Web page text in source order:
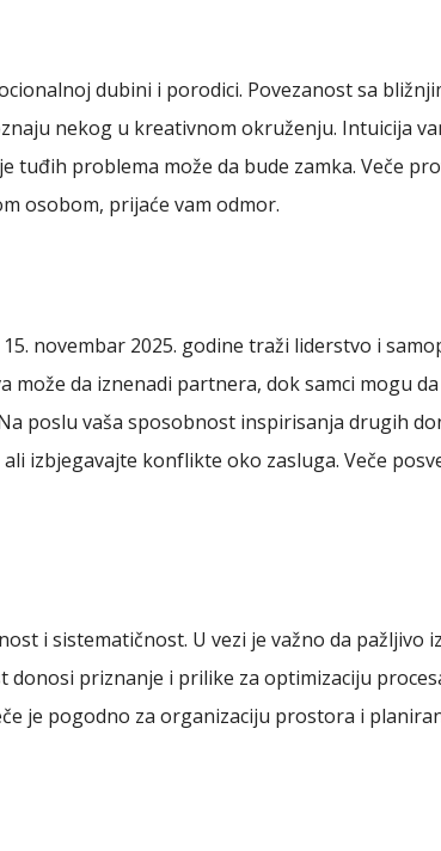
dubini i porodici. Povezanost sa
nekog u kreativnom okruženju. Intuicija
tuđih problema može da bude zamka. Veče
osobom, prijaće vam odmor.
novembar 2025. godine traži liderstvo i
može da iznenadi partnera, dok samci mogu
poslu vaša sposobnost inspirisanja drugih
izbjegavajte konflikte oko zasluga. Veče
i sistematičnost. U vezi je važno da pažljivo
donosi priznanje i prilike za optimizaciju
je pogodno za organizaciju prostora i